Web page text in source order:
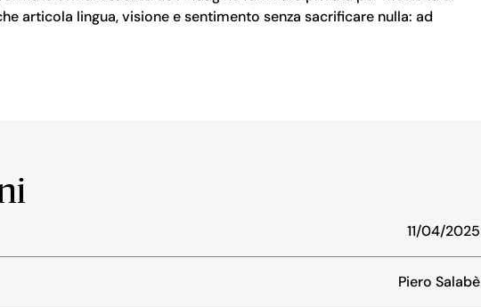
articola lingua, visione e sentimento senza sacrificare nulla: ad
11/04/2025
Piero Salabè